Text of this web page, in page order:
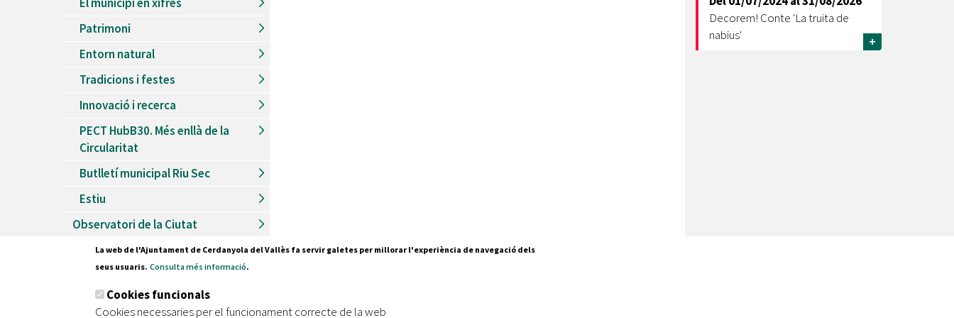
Patrimoni
Entorn natural
Tradicions i festes
Innovació i recerca
PECT HubB30. Més enllà de la
Circularitat
Butlletí municipal Riu Sec
Estiu
Observatori de la Ciutat
Decorem! Conte 'La truita de
nabius'
+
La web de l'Ajuntament de Cerdanyola del Vallès fa servir galetes per millorar l'experiència de navegació dels
seus usuaris. Consulta més informació.
Cookies funcionals
Cookies necessaries per el funcionament correcte de la web